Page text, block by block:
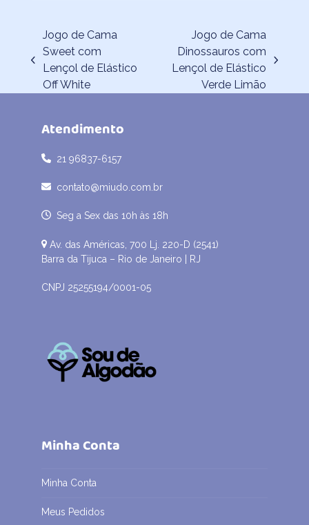
previous
post:
Jogo de Cama
Sweet com
Lençol de Elástico
Off White
next
Jogo de Cama
Dinossauros com
Lençol de Elástico
Verde Limão
Atendimento
21 96837-6157
contato@miudo.com.br
Seg a Sex das 10h às 18h
Av. das Américas, 700 Lj. 220-D (2541)
Barra da Tijuca – Rio de Janeiro | RJ
CNPJ 25255194/0001-05
Minha Conta
Minha Conta
Meus Pedidos